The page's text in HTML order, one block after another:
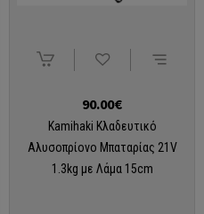
90.00€
Kamihaki Κλαδευτικό
Αλυσοπρίονο Μπαταρίας 21V
1.3kg με Λάμα 15cm